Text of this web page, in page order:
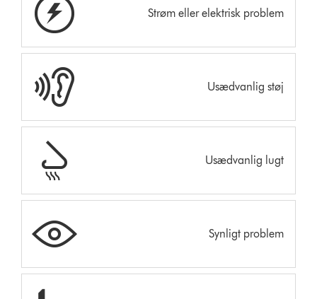
Strøm eller elektrisk problem
Usædvanlig støj
Usædvanlig lugt
Synligt problem